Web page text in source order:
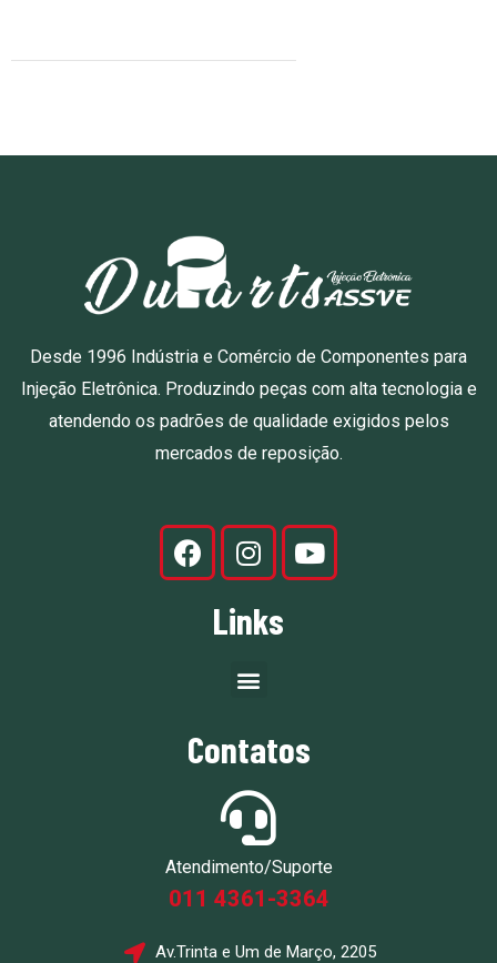
Desde 1996 Indústria e Comércio de Componentes para
Injeção Eletrônica. Produzindo peças com alta tecnologia e
atendendo os padrões de qualidade exigidos pelos
mercados de reposição.
Links
Contatos
Atendimento/Suporte
011 4361-3364
Av.Trinta e Um de Março, 2205